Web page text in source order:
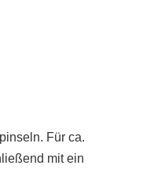
Für ca.
mit ein